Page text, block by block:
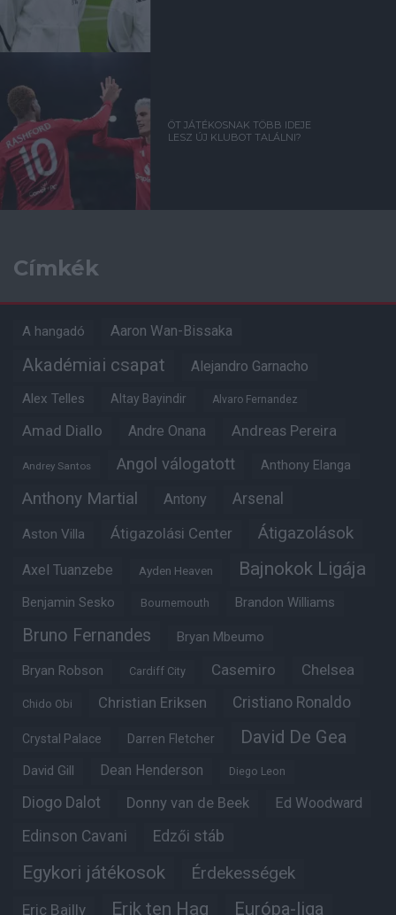
ÖT JÁTÉKOSNAK TÖBB IDEJE
LESZ ÚJ KLUBOT TALÁLNI?
Címkék
A hangadó Aaron Wan-Bissaka
Akadémiai csapat Alejandro Garnacho
Alex Telles Altay Bayindir Alvaro Fernandez
Amad Diallo Andre Onana Andreas Pereira
Andrey Santos Angol válogatott Anthony Elanga
Anthony Martial Antony Arsenal
Aston Villa Átigazolási Center Átigazolások
Axel Tuanzebe Ayden Heaven Bajnokok Ligája
Benjamin Sesko Bournemouth Brandon Williams
Bruno Fernandes Bryan Mbeumo
Bryan Robson Cardiff City Casemiro Chelsea
Chido Obi Christian Eriksen Cristiano Ronaldo
Crystal Palace Darren Fletcher David De Gea
David Gill Dean Henderson Diego Leon
Diogo Dalot Donny van de Beek Ed Woodward
Edinson Cavani Edzői stáb
Egykori játékosok Érdekességek
Eric Bailly Erik ten Hag Európa-liga